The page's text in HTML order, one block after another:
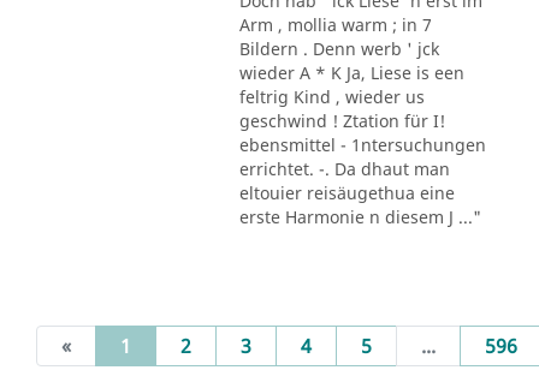
Arm , mollia warm ; in 7
Bildern . Denn werb ' jck
wieder A * K Ja, Liese is een
feltrig Kind , wieder us
geschwind ! Ztation für I!
ebensmittel - 1ntersuchungen
errichtet. -. Da dhaut man
eltouier reisäugethua eine
erste Harmonie n diesem J ..."
« 1 (current)
2 3 4 5 ... 596